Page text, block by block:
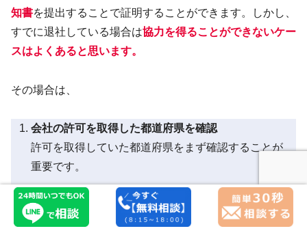
知書を提出することで証明することができます。しかし、
すでに退社している場合は協力を得ることができないケー
スはよくあると思います。
その場合は、
会社の許可を取得した都道府県を確認
許可を取得していた都道府県をまず確認することが
重要です。
東京都・神奈川県・千葉県・埼玉県の場合
行政に対して「会社名」「営業所の住所」「当時の